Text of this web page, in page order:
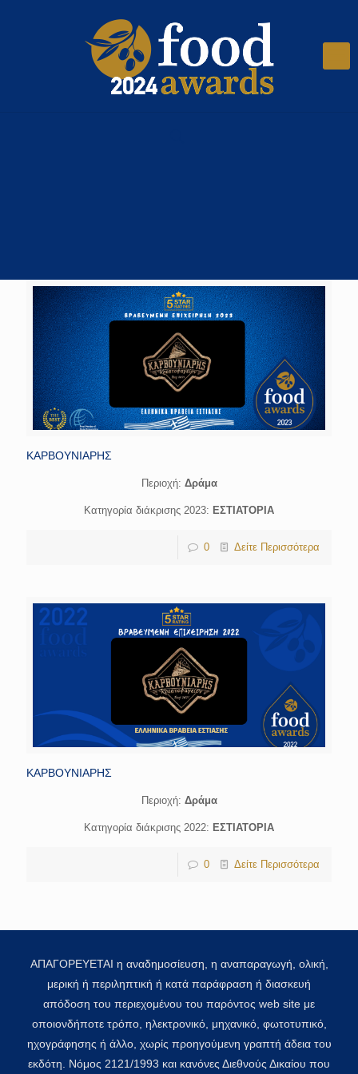
ΚΑΡΒΟΥΝΙΑΡΗΣ
Περιοχή: Δράμα
Κατηγορία διάκρισης 2023: ΕΣΤΙΑΤΟΡΙΑ
0 Δείτε Περισσότερα
ΚΑΡΒΟΥΝΙΑΡΗΣ
Περιοχή: Δράμα
Κατηγορία διάκρισης 2022: ΕΣΤΙΑΤΟΡΙΑ
0 Δείτε Περισσότερα
ΑΠΑΓΟΡΕΥΕΤΑΙ η αναδημοσίευση, η αναπαραγωγή, ολική,
μερική ή περιληπτική ή κατά παράφραση ή διασκευή
απόδοση του περιεχομένου του παρόντος web site με
οποιονδήποτε τρόπο, ηλεκτρονικό, μηχανικό, φωτοτυπικό,
ηχογράφησης ή άλλο, χωρίς προηγούμενη γραπτή άδεια του
εκδότη. Νόμος 2121/1993 και κανόνες Διεθνούς Δικαίου που